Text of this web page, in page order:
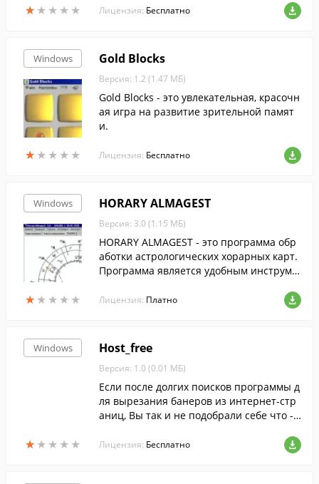
★ ★ ★ ★ ★
★ ★ ★ ★ ★
ра или установить новые.
Лицензия: Бесплатно
Windows
★ ★ ★ ★ ★
★ ★ ★ ★ ★
Gold Blocks
Версия: 1.2 (1.47 МБ)
Gold Blocks - это увлекательная, красочн
ая игра на развитие зрительной памят
и.
Лицензия: Бесплатно
Windows
★ ★ ★ ★ ★
★ ★ ★ ★ ★
HORARY ALMAGEST
Версия: 3.0 (1.15 МБ)
HORARY ALMAGEST - это программа обр
аботки астрологических хорарных карт.
Программа является удобным инструме
ормации из астрологической карты.
Лицензия: Платно
Windows
★ ★ ★ ★ ★
★ ★ ★ ★ ★
Host_free
Версия: 1.0 (0.01 МБ)
Если после долгих поисков программы д
ля вырезания банеров из интернет-стр
аниц, Вы так и не подобрали себе что - т
ся файлом HOST.
Лицензия: Бесплатно